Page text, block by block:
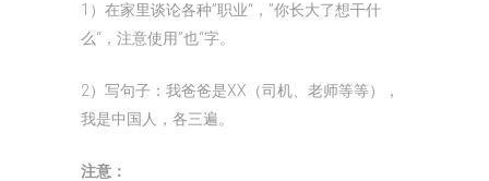
1）在家里谈论各种”职业“，”你长大了想干什
么“，注意使用”也“字。
2）写句子：我爸爸是XX（司机、老师等等），
我是中国人，各三遍。
注意：